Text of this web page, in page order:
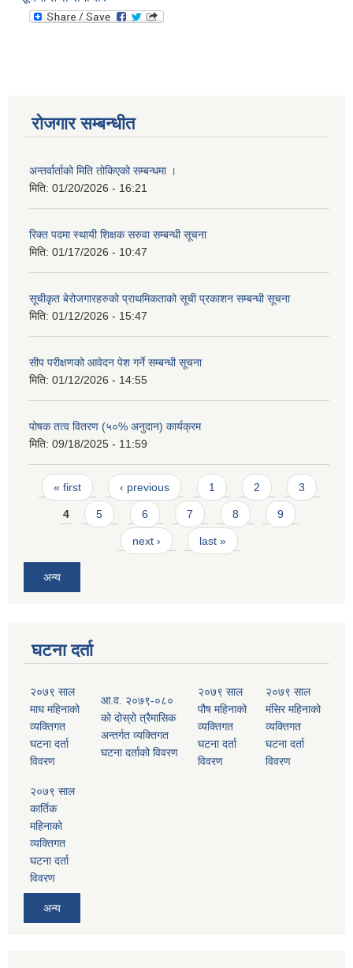
रोजगार सम्बन्धीत
अन्तर्वार्ताको मिति तोकिएको सम्बन्धमा ।
मिति: 01/20/2026 - 16:21
रिक्त पदमा स्थायी शिक्षक सरुवा सम्बन्धी सूचना
मिति: 01/17/2026 - 10:47
सूचीकृत बेरोजगारहरुको प्राथमिकताको सूची प्रकाशन सम्बन्धी सूचना
मिति: 01/12/2026 - 15:47
सीप परीक्षणको आवेदन पेश गर्ने सम्बन्धी सूचना
मिति: 01/12/2026 - 14:55
पोषक तत्व वितरण (५०% अनुदान) कार्यक्रम
मिति: 09/18/2025 - 11:59
Pages
« first ‹ previous 1 2 3
4 5 6 7 8 9
next › last »
अन्य
घटना दर्ता
२०७९ साल
माघ महिनाको
व्यक्तिगत
घटना दर्ता
विवरण
आ.व. २०७९-०८०
को दोस्रो त्रैमासिक
अन्तर्गत व्यक्तिगत
घटना दर्ताको विवरण
२०७९ साल
पौष महिनाको
व्यक्तिगत
घटना दर्ता
विवरण
२०७९ साल
मंसिर महिनाको
व्यक्तिगत
घटना दर्ता
विवरण
२०७९ साल
कार्तिक
महिनाको
व्यक्तिगत
घटना दर्ता
विवरण
अन्य